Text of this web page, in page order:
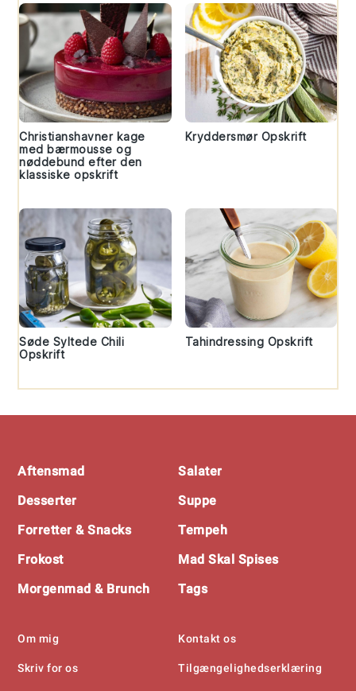
Christianshavner kage
med bærmousse og
nøddebund efter den
klassiske opskrift
Kryddersmør Opskrift
Søde Syltede Chili
Opskrift
Tahindressing Opskrift
Aftensmad
Desserter
Forretter & Snacks
Frokost
Morgenmad & Brunch
Salater
Suppe
Tempeh
Mad Skal Spises
Tags
Om mig
Skriv for os
Kontakt os
Tilgængelighedserklæring